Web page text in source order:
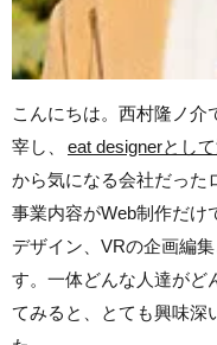
こんにちは。西村隆ノ介
宰し、
eat designerとし
から気になる会社だった
事業内容がWeb制作だけ
デザイン、VRの企画編
す。一体どんな人達がど
てみると、とても興味深